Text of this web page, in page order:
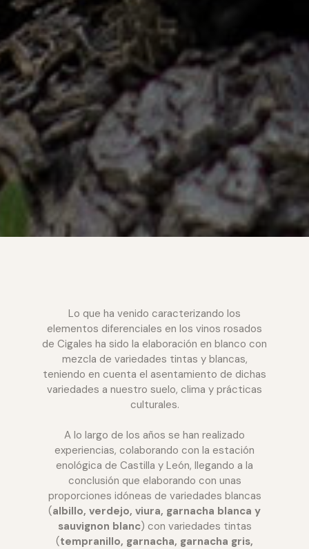
Lo que ha venido caracterizando los
elementos diferenciales en los vinos rosados
de Cigales ha sido la elaboración en blanco con
mezcla de variedades tintas y blancas,
teniendo en cuenta el asentamiento de dichas
variedades a nuestro suelo, clima y prácticas
culturales.
A lo largo de los años se han realizado
experiencias, colaborando con la estación
enológica de Castilla y León, llegando a la
conclusión que elaborando con unas
proporciones idóneas de variedades blancas
(albillo, verdejo, viura, garnacha blanca y
sauvignon blanc) con variedades tintas
(tempranillo, garnacha, garnacha gris,